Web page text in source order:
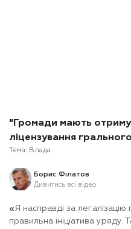
"Громади мають
ліцензування
Тема: Влада
Борис Філатов
Дивитись всі відео
«Я насправді за легалізацію
правильна ініціатива уряду.